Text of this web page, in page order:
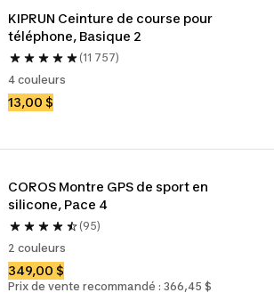
KIPRUN Ceinture de course pour
téléphone, Basique 2
(11 757)
4 couleurs
13,00 $
COROS Montre GPS de sport en
silicone, Pace 4
(95)
2 couleurs
349,00 $
Prix de vente recommandé : 366,45 $